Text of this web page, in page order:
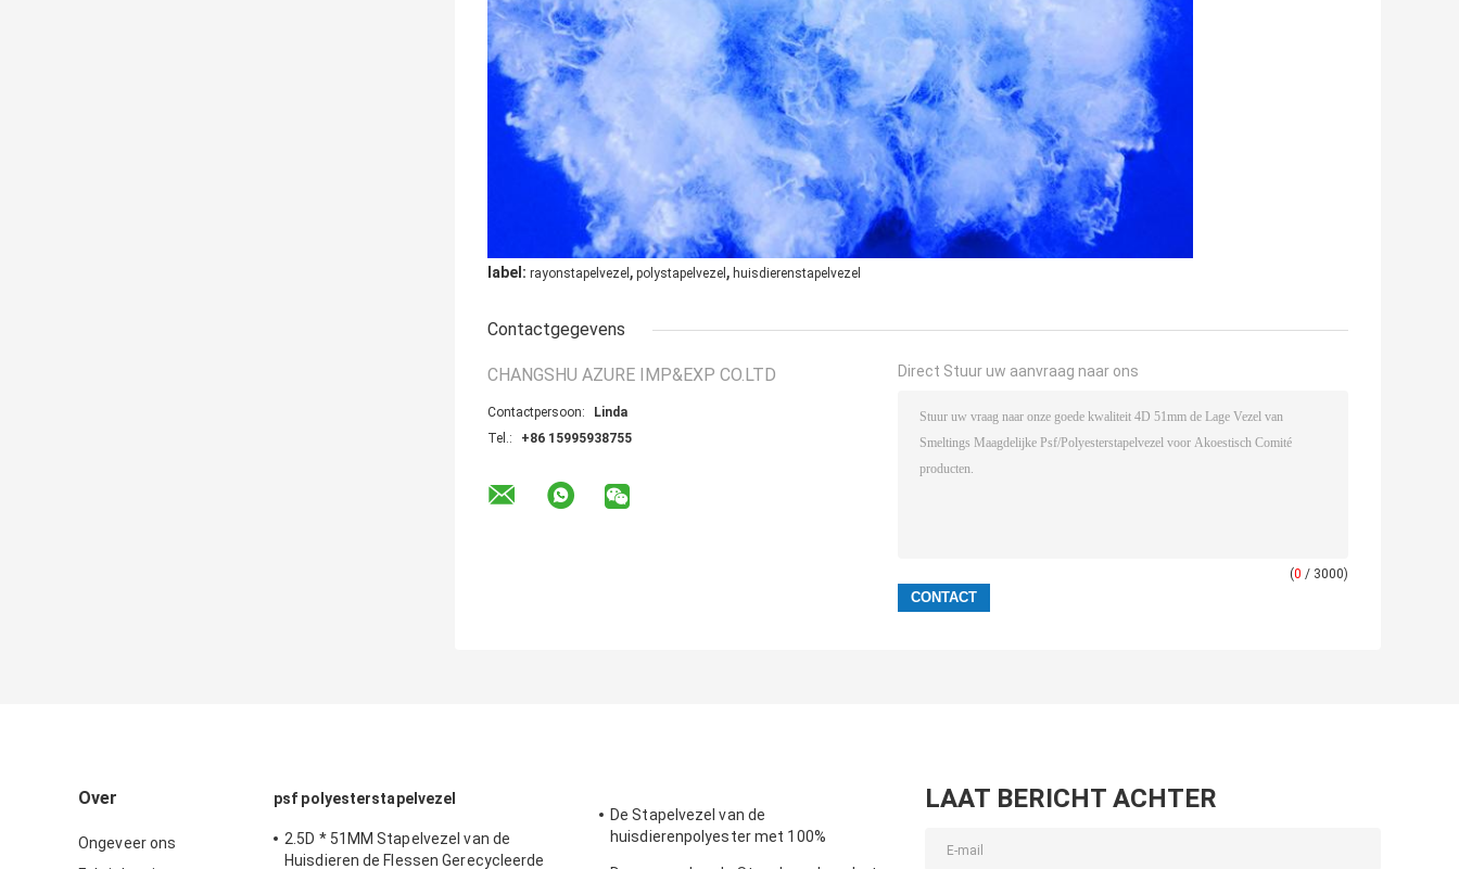
label: rayonstapelvezel , polystapelvezel , huisdierenstapelvezel
Contactgegevens
CHANGSHU AZURE IMP&EXP CO.LTD
Contactpersoon:
Linda
Tel.:
+86 15995938755
Direct Stuur uw aanvraag naar ons
(0 / 3000)
Over
Ongeveer ons
psf polyesterstapelvezel
2.5D * 51MM Stapelvezel van de
Huisdieren de Flessen Gerecycleerde
De Stapelvezel van de
huisdierenpolyester met 100%
LAAT BERICHT ACHTER